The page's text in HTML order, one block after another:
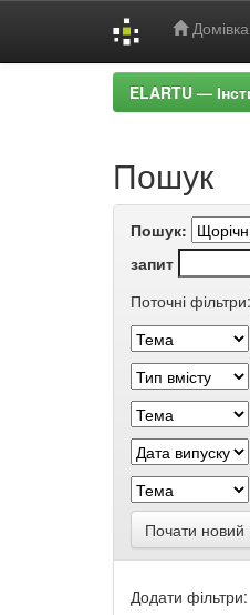
Домівка
ELARTU —
Пошук
Пошук:
запит
Поточні фільтри:
Почати
Додати фільтри: